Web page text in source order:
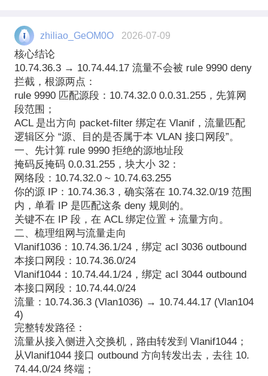
zhiliao_GeOM0O 2026-07-09
核心结论
10.74.36.3 → 10.74.44.17 流量不会被 rule 9990 deny
拦截，根源两点：
rule 9990 匹配源段：10.74.32.0 0.0.31.255，先算网
段范围；
ACL 是出方向 packet-filter 绑定在 Vlanif，流量匹配
逻辑区分 “源、目的是否属于本 VLAN 接口网段”。
一、先计算 rule 9990 拒绝的源地址段
掩码反掩码 0.0.31.255，块大小 32：
网络段：10.74.32.0 ~ 10.74.63.255
你的源 IP：10.74.36.3，确实落在 10.74.32.0/19 范围
内，单看 IP 是匹配这条 deny 规则的。
关键不在 IP 段，在 ACL 绑定位置 + 流量方向。
二、梳理组网与流量走向
Vlanif1036：10.74.36.1/24，绑定 acl 3036 outbound
本接口网段：10.74.36.0/24
Vlanif1044：10.74.44.1/24，绑定 acl 3044 outbound
本接口网段：10.74.44.0/24
流量：10.74.36.3 (Vlan1036) → 10.74.44.17 (Vlan104
4)
完整转发路径：
流量从接入侧进入交换机，路由转发到 Vlanif1044；
从Vlanif1044 接口 outbound 方向转发出去，去往 10.
74.44.0/24 终端；